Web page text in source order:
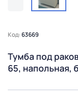
Код:63669
Тумба под
65, напольная,